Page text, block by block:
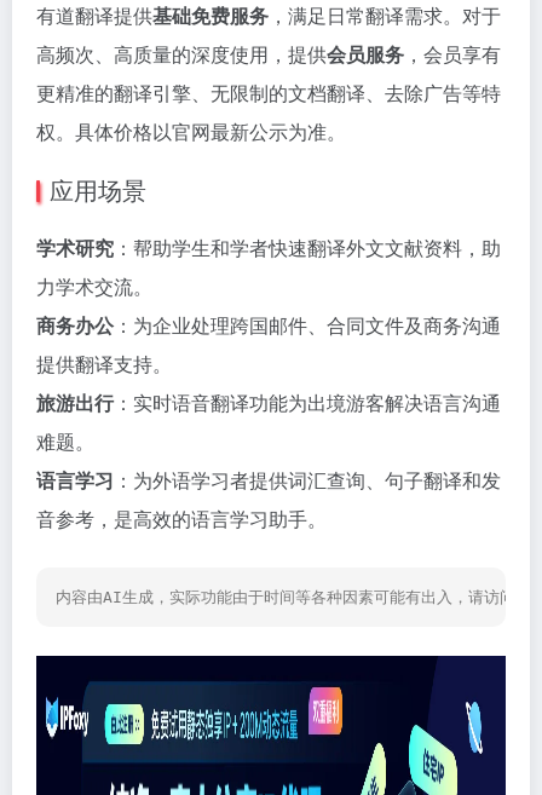
有道翻译提供基础免费服务 ，满足日常翻译需求。对于
高频次、高质量的深度使用，提供会员服务 ，会员享有
更精准的翻译引擎、无限制的文档翻译、去除广告等特
权。具体价格以官网最新公示为准。
应用场景
学术研究 ：帮助学生和学者快速翻译外文文献资料，助
力学术交流。
商务办公：为企业处理跨国邮件、合同文件及商务沟通
提供翻译支持。
旅游出行：实时语音翻译功能为出境游客解决语言沟通
难题。
语言学习 ：为外语学习者提供词汇查询、句子翻译和发
音参考，是高效的语言学习助手。
内容由AI生成，实际功能由于时间等各种因素可能有出入，请访问网